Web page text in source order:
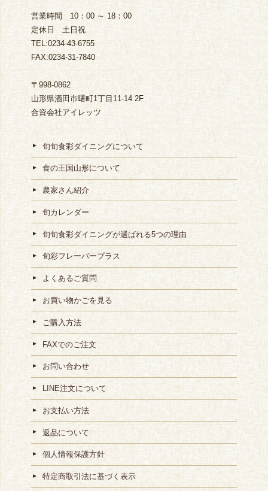
営業時間 10：00 ～ 18：00
定休日 土日祝
TEL:0234-43-6755
FAX:0234-31-7840
〒998-0862
山形県酒田市曙町1丁目11-14 2F
合資会社アイレッツ
旬旬食彩ダイニングについて
食の王国山形について
農家さん紹介
旬カレンダー
旬旬食彩ダイニングが選ばれる5つの理由
旬彩フレーバープラス
よくあるご質問
お買い物かごを見る
ご購入方法
FAXでのご注文
お問い合わせ
LINE注文について
お支払い方法
返品について
個人情報保護方針
特定商取引法に基づく表示